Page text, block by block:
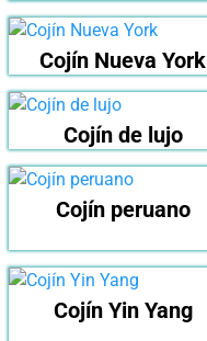
Cojín Nueva York
Cojín de lujo
Cojín peruano
Cojín Yin Yang